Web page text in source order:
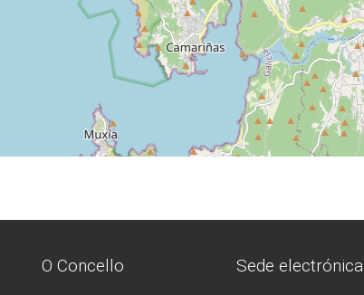
O Concello Sede electrónica